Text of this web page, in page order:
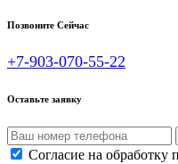
Позвоните Сейчас
+7-903-070-55-22
Оставьте заявку
Согласие на обработку